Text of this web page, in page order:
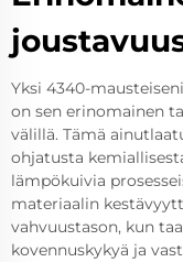
Yksi 4340-
on sen erinomainen
välillä. Tämä
ohjatusta
lämpökuivia
materiaalin
vahvuustason, kun
kovennuskykyä ja